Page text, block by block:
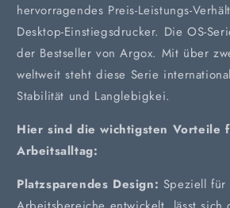
hervorragendes Preis-Leistungs-
Desktop-Einstiegsdrucker. Die OS-
der Bestseller von Argox. Mit über
weltweit steht diese Serie
Stabilität und Langlebigkei.
Hier sind die wichtigsten Vorteile
Arbeitsalltag:
Platzsparendes Design: Speziell für